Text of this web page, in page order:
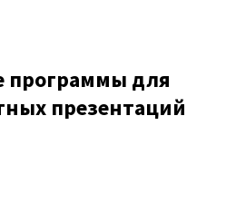
для
презентаций